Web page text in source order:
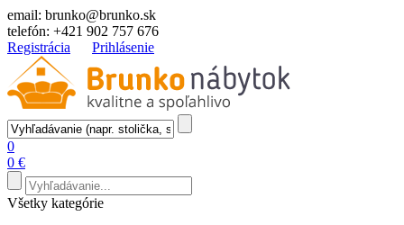
email: brunko@brunko.sk
telefón: +421 902 757 676
Registrácia
Prihlásenie
0
0 €
Všetky kategórie